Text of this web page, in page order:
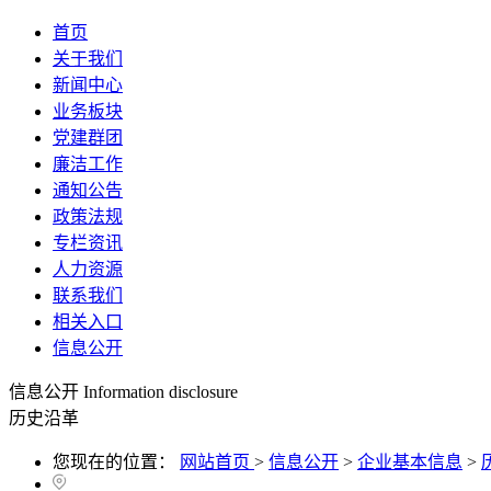
首页
关于我们
新闻中心
业务板块
党建群团
廉洁工作
通知公告
政策法规
专栏资讯
人力资源
联系我们
相关入口
信息公开
信息公开 Information disclosure
历史沿革
您现在的位置： 网站首页 > 信息公开 > 企业基本信息 >